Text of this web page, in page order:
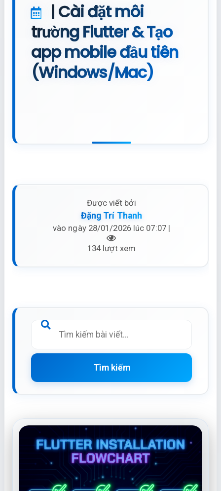
| Cài đặt môi
trường Flutter & Tạo
app mobile đầu tiên
(Windows/Mac)
Được viết bởi
Đặng Trí Thanh
vào ngày 28/01/2026 lúc 07:07 |
134 lượt xem
Tìm kiếm